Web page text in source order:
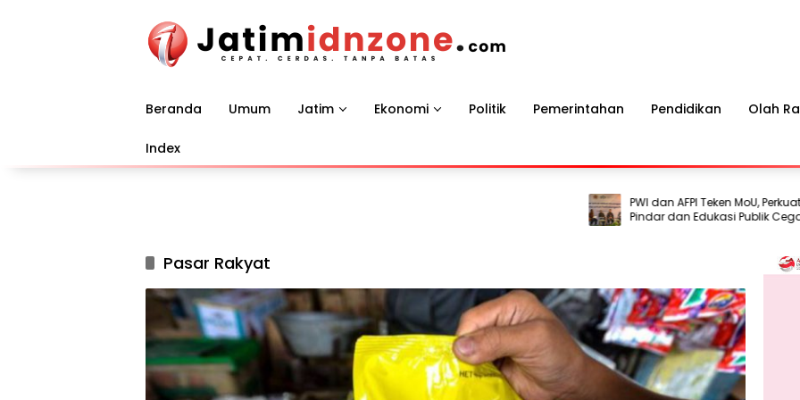
Beranda Umum Jatim Ekonomi Politik Pemerintahan Pendidikan Olah
Index
PWI dan AFPI Teken MoU, Perkuat
Pindar dan Edukasi Publik Cegah Pinjol
Ilegal
Pasar Rakyat